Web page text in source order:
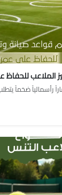
الملاعب للحفاظ
رأسمالياً ضخماً